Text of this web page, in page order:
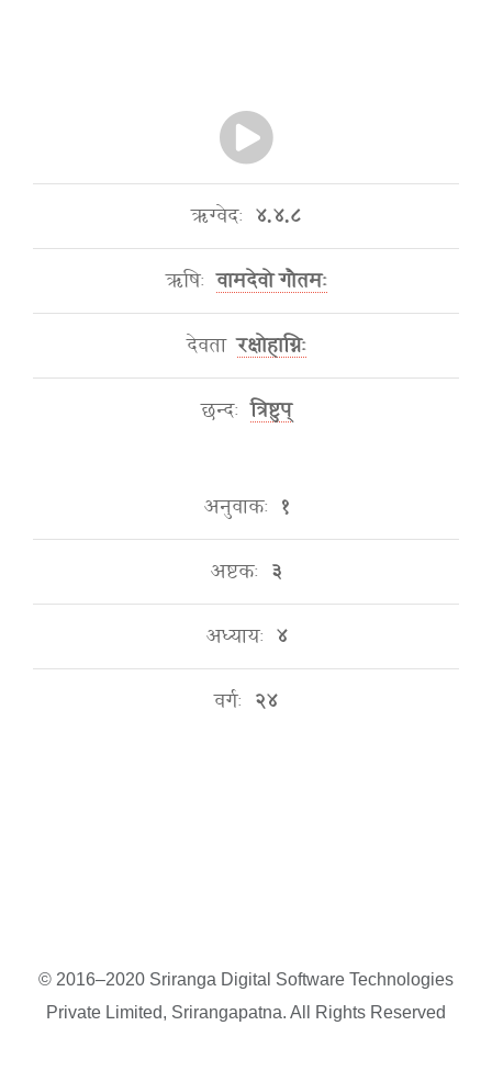
ऋग्वेदः ४.४.८
ऋषिः वामदेवो गौतमः
देवता रक्षोहाग्निः
छन्दः त्रिष्टुप्
अनुवाकः १
अष्टकः ३
अध्यायः ४
वर्गः २४
© 2016–2020 Sriranga Digital Software Technologies
Private Limited, Srirangapatna. All Rights Reserved